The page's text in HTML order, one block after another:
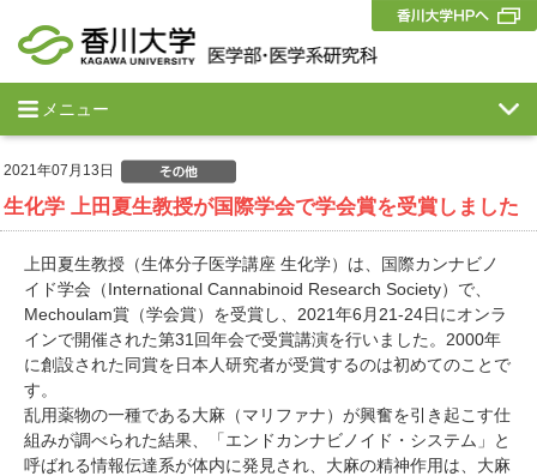
メニュー
2021年07月13日
生化学 上田夏生教授が国際学会で学会賞を受賞しました
上田夏生教授（生体分子医学講座 生化学）は、国際カンナビノ
イド学会（International Cannabinoid Research Society）で、
Mechoulam賞（学会賞）を受賞し、2021年6月21-24日にオンラ
インで開催された第31回年会で受賞講演を行いました。2000年
に創設された同賞を日本人研究者が受賞するのは初めてのことで
す。
乱用薬物の一種である大麻（マリファナ）が興奮を引き起こす仕
組みが調べられた結果、「エンドカンナビノイド・システム」と
呼ばれる情報伝達系が体内に発見され、大麻の精神作用は、大麻